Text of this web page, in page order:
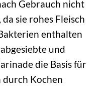
Gebrauch nicht
sie rohes Fleisch
enthalten
und
die Basis für
durch Kochen